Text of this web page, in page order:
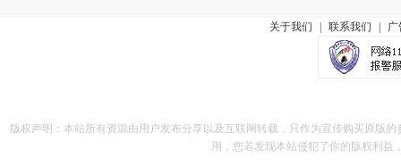
关于我们 联系我们 广
版权声明：本站所有资源由用户发布分享以及互联网转载，只作为宣传购买原版
用，您若发现本站侵犯了你的版权利益